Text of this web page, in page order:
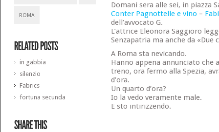
ROMA
in gabbia
silenzio
Fabrics
fortuna secunda
Domani sera alle sei, in piazza
Conter Pagnottelle e vino –
dell’avvocato G.
L’attrice Eleonora Saggioro
Senzapatria ma anche da «Due
A Roma sta nevicando.
Hanno appena annunciato che
treno, ora fermo alla Spezia,
d’ora.
Un quarto d’ora?
Io la vedo veramente male.
E sto intirizzendo.